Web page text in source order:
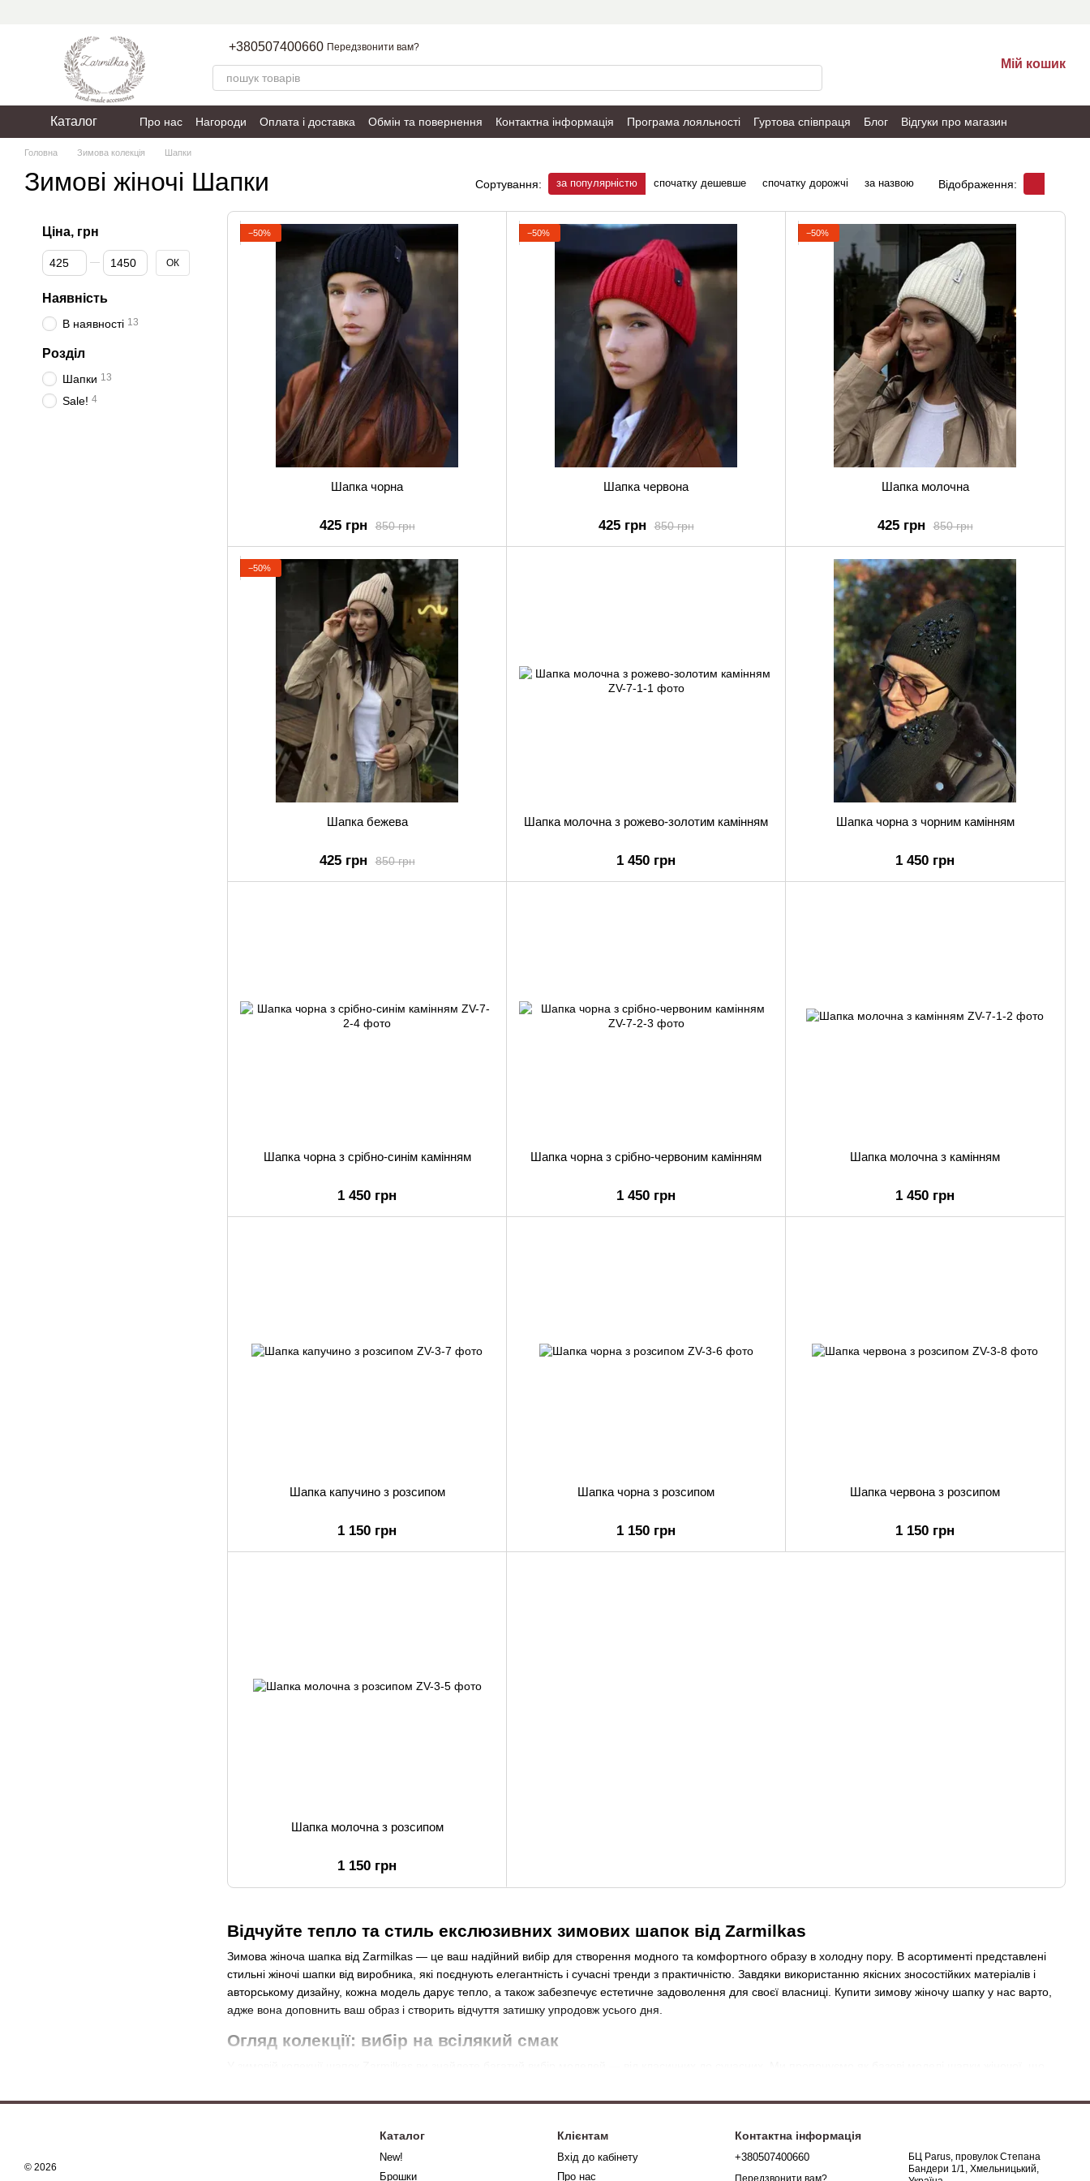
+380507400660 Передзвонити вам?
Мій кошик
Каталог Про нас Нагороди Оплата і доставка Обмін та повернення Контактна інформація Програма лояльності Гуртова співпраця Блог
Відгуки про магазин
Пакування
Політика конфіденційності Публічний договір
Головна Зимова колекція Шапки
Зимові жіночі Шапки Сортування: за популярністю спочатку дешевше спочатку дорожчі за назвою Відображення:
Відчуйте тепло та стиль екслюзивних зимових шапок від Zarmilkas
Зимова жіноча шапка від Zarmilkas — це ваш надійний вибір для створення модного та комфортного образу в холодну пору. В асортименті представлені
стильні жіночі шапки від виробника, які поєднують елегантність і сучасні тренди з практичністю. Завдяки використанню якісних зносостійких матеріалів і
авторському дизайну, кожна модель дарує тепло, а також забезпечує естетичне задоволення для своєї власниці. Купити зимову жіночу шапку у нас варто,
адже вона доповнить ваш образ і створить відчуття затишку упродовж усього дня.
Огляд колекції: вибір на всілякий смак
камінням виглядатимуть більш мінімалістично та більше пасуватимуть до кежуал-луків та спортивного стилю. Натомість брендові зимові шапки із дизайном у
класичного та жіночного стилю, де акцент буде саме на прихильності до індивідуального дизайну.
У колекції представлені як ніжні пастельні відтінки, так і яскраві акценти, що привертають увагу. Ви зможете знайти зимову шапку, яка буде не лише
−50%
Шапка чорна
850 грн
425 грн
−50%
Шапка червона
850 грн
425 грн
−50%
Шапка молочна
850 грн
425 грн
−50%
Шапка бежева
850 грн
425 грн
Шапка молочна з рожево-золотим камінням
1 450 грн
Шапка чорна з чорним камінням
1 450 грн
Шапка чорна з срібно-синім камінням
1 450 грн
Шапка чорна з срібно-червоним камінням
1 450 грн
Шапка молочна з камінням
1 450 грн
Шапка капучино з розсипом
1 150 грн
Шапка чорна з розсипом
1 150 грн
Шапка червона з розсипом
1 150 грн
Шапка молочна з розсипом
1 150 грн
Ціна, грн
Від Ціна, грн
До Ціна, грн ОК
Наявність
В наявності 13
Розділ
Шапки 13
Sale! 4
© 2026
Каталог
New!
Брошки
Клієнтам
Вхід до кабінету
Про нас
Контактна інформація
+380507400660
БЦ Parus, провулок Степана
Бандери 1/1, Хмельницький,